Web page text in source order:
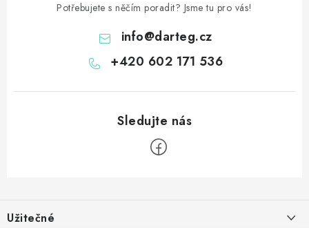
Potřebujete s něčím poradit? Jsme tu pro vás!
info@darteg.cz
+420 602 171 536
Užitečné